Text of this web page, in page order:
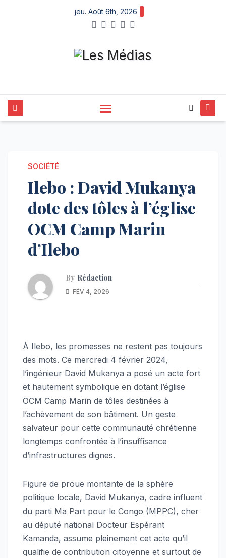
content
jeu. Août 6th, 2026
SOCIÉTÉ
Ilebo : David Mukanya
dote des tôles à l’église
OCM Camp Marin
d’Ilebo
By Rédaction
FÉV 4, 2026
À Ilebo, les promesses ne restent pas toujours
des mots. Ce mercredi 4 février 2024,
l’ingénieur David Mukanya a posé un acte fort
et hautement symbolique en dotant l’église
OCM Camp Marin de tôles destinées à
l’achèvement de son bâtiment. Un geste
salvateur pour cette communauté chrétienne
longtemps confrontée à l’insuffisance
d’infrastructures dignes.
Figure de proue montante de la sphère
politique locale, David Mukanya, cadre influent
du parti Ma Part pour le Congo (MPPC), cher
au député national Docteur Espérant
Kamanda, assume pleinement cet acte qu’il
qualifie de contribution citoyenne et surtout de